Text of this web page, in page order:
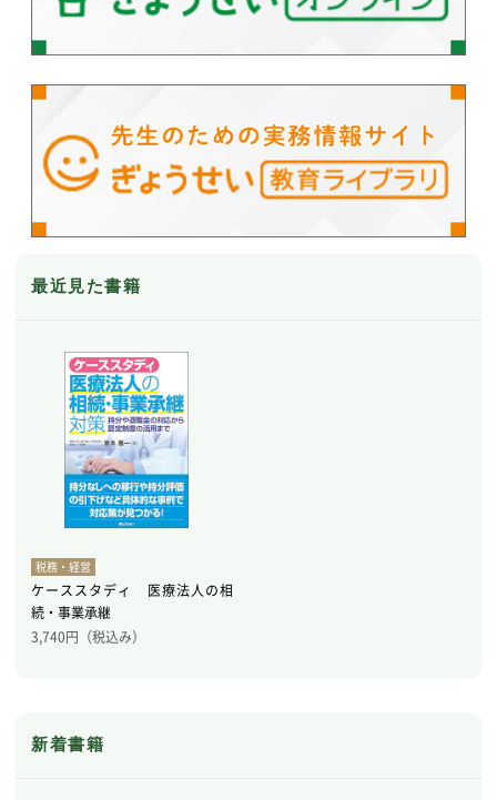
最近見た書籍
税務・経営
ケーススタディ 医療法人の相
続・事業承継
3,740円（税込み）
新着書籍